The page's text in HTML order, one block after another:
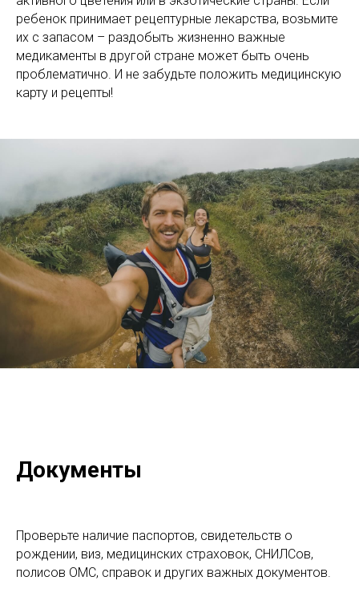
ребенок принимает рецептурные лекарства, возьмите
их с запасом – раздобыть жизненно важные
медикаменты в другой стране может быть очень
проблематично. И не забудьте положить медицинскую
карту и рецепты!
Документы
Проверьте наличие паспортов, свидетельств о
рождении, виз, медицинских страховок, СНИЛСов,
полисов ОМС, справок и других важных документов.